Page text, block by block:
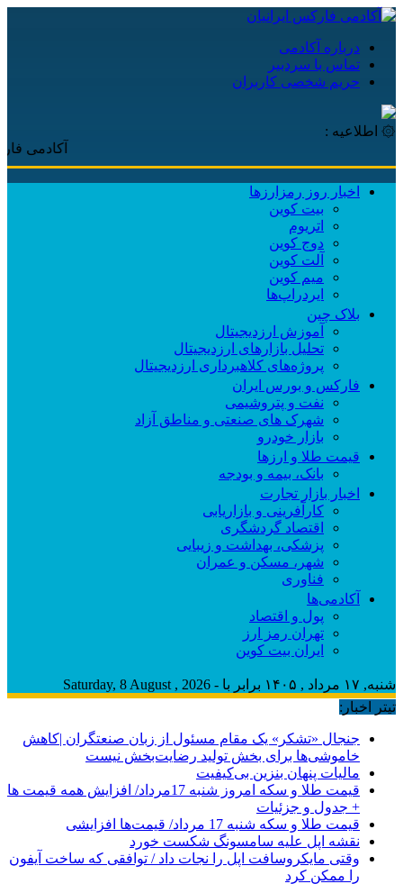
درباره آکادمی
تماس با سردبیر
حریم شخصی کاربران
۞ اطلاعیه :
آکادمی فارکس
اخبار روز رمزارزها
بیت کوین
اتریوم
دوج کوین
آلت کوین
میم کوین‌
ایردراپ‌ها
بلاک چین
آموزش ارزدیجیتال
تحلیل بازارهای ارزدیجیتال
پروژه‌های کلاهبرداری ارزدیجیتال
فارکس و بورس ایران
نفت و پتروشیمی
شهرک های صنعتی و مناطق آزاد
بازار خودرو
قیمت طلا و ارزها
بانک، بیمه و بودجه
اخبار بازار تجارت
کارآفرینی و بازاریابی
اقتصاد گردشگری
پزشکی، بهداشت و زیبایی
شهر، مسکن و عمران
فناوری
آکادمی‌ها
پول و اقتصاد
تهران رمز ارز
ایران بیت کوین
شنبه, ۱۷ مرداد , ۱۴۰۵ برابر با - Saturday, 8 August , 2026
تیتر اخبار:
جنجال «تشکر» یک مقام مسئول از زبان صنعتگران |کاهش
خاموشی‌ها برای بخش تولید رضایت‌بخش نیست
مالیات پنهان بنزین بی‌کیفیت
قیمت طلا و سکه امروز شنبه 17مرداد/ افزایش همه قیمت ها
+ جدول و جزئیات
قیمت طلا و سکه شنبه 17 مرداد/ قیمت‌ها افزایشی
نقشه اپل علیه سامسونگ شکست خورد
وقتی مایکروسافت اپل را نجات داد / توافقی که ساخت آیفون
را ممکن کرد